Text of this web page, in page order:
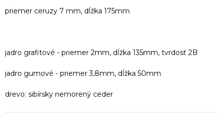
priemer ceruzy 7 mm, dĺžka 175mm
jadro grafitové - priemer 2mm, dĺžka 135mm, tvrdosť 2B
jadro gumové - priemer 3,8mm, dĺžka 50mm
drevo: sibírsky nemorený ceder